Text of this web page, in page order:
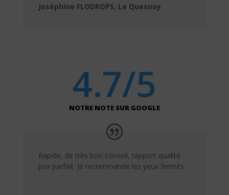
Joséphine FLODROPS, Le Quesnoy
4.7/5
NOTRE NOTE SUR GOOGLE
Rapide, de très bon conseil, rapport qualité
prix parfait. Je recommande les yeux fermés